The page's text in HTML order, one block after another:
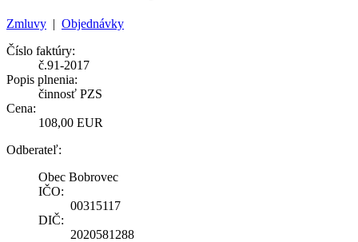
Zmluvy | Objednávky
Číslo faktúry:
č.91-2017
Popis plnenia:
činnosť PZS
Cena:
108,00 EUR
Odberateľ:
Obec Bobrovec
IČO:
00315117
DIČ:
2020581288